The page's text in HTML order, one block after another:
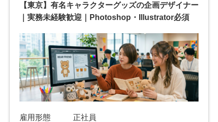
【東京】有名キャラクターグッズの企画デザイナー
｜実務未経験歓迎｜Photoshop・Illustrator必須
雇用形態
正社員